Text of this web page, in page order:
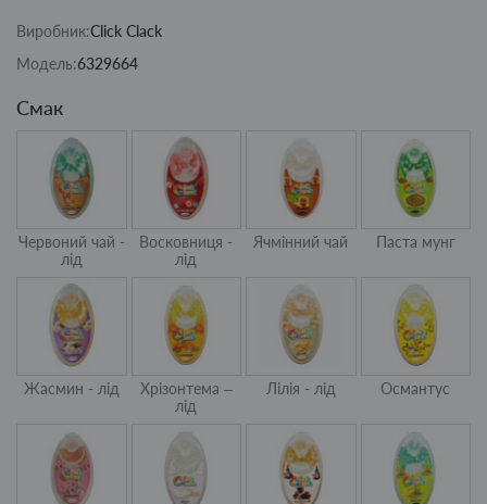
Виробник:Click Clack
Модель:6329664
Смак
Червоний чай -
лід
Восковниця -
лід
Ячмінний чай Паста мунг
Жасмин - лід
Хрізонтема –
лід
Лілія - лід Османтус